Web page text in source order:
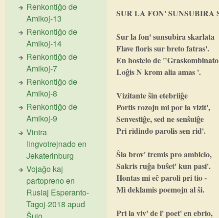
SUR LA FON' SUNSUBIRA
Sur la fon' sunsubira skarlata
Flave floris sur breto fatras'.
En hostelo de
Loĝis N krom alia amas '.
Vizitante ŝin etebriiĝe
Portis rozojn mi por la vizit',
Senvestiĝe, sed ne senŝuiĝe
Pri ridindo parolis sen rid'.
Ŝia brov' tremis pro ambicio,
Sakris ruĝa buŝet' kun pasi'.
Hontas mi eĉ paroli pri tio -
Mi deklamis poemojn al ŝi.
Pri la viv' de l' poet' en ebrio,
Renkontiĝo de
Amikoj-13
Renkontiĝo de
Amikoj-14
Renkontiĝo de
Amikoj-7
Renkontiĝo de
Amikoj-8
Renkontiĝo de
Amikoj-9
Vintra
lingvotrejnado en
Jekaterinburg
Vojaĝo kaj
partopreno en
Rusiaj Esperanto-
Tagoj-2018 apud
Ŝujo